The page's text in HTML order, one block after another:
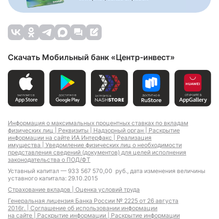
кредит
Кредит на 3 года
Кредит на 5 лет
Кредит на длительный
срок
Кредит на 50 000
рублей
рублей
Кредит на 150 000
рублей
Кредит на 200 000
рублей
Кредит на 250 000
рублей
Кредит на 300 000
Кредит на 400 000
рублей
Кредит на 500 000
рублей
Скачать Мобильный банк «Центр-инвест»
Информация о максимальных процентных ставках по вкладам
физических лиц | Реквизиты | Надзорный орган | Раскрытие
информации на сайте ИА Интерфакс | Реализация
имущества | Уведомление физических лиц о необходимости
представления сведений (документов) для целей исполнения
законодательства о ПОД/ФТ
Уставный капитал — 933 567 570,00 руб., дата изменения величины
уставного капитала: 29.10.2015
Страхование вкладов | Оценка условий труда
Генеральная лицензия Банка России № 2225 от 26 августа
2016г. | Соглашение об использовании информации
на сайте | Раскрытие информации | Раскрытие информации